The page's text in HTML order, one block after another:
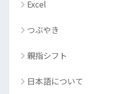
Excel
つぶやき
親指シフト
日本語について